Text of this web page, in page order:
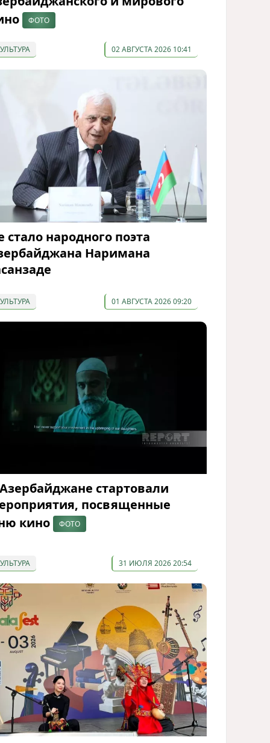
ФОТО
02 АВГУСТА 2026 10:41
стало народного поэта
Наримана
01 АВГУСТА 2026 09:20
стартовали
посвященные
кино
ФОТО
31 ИЮЛЯ 2026 20:54